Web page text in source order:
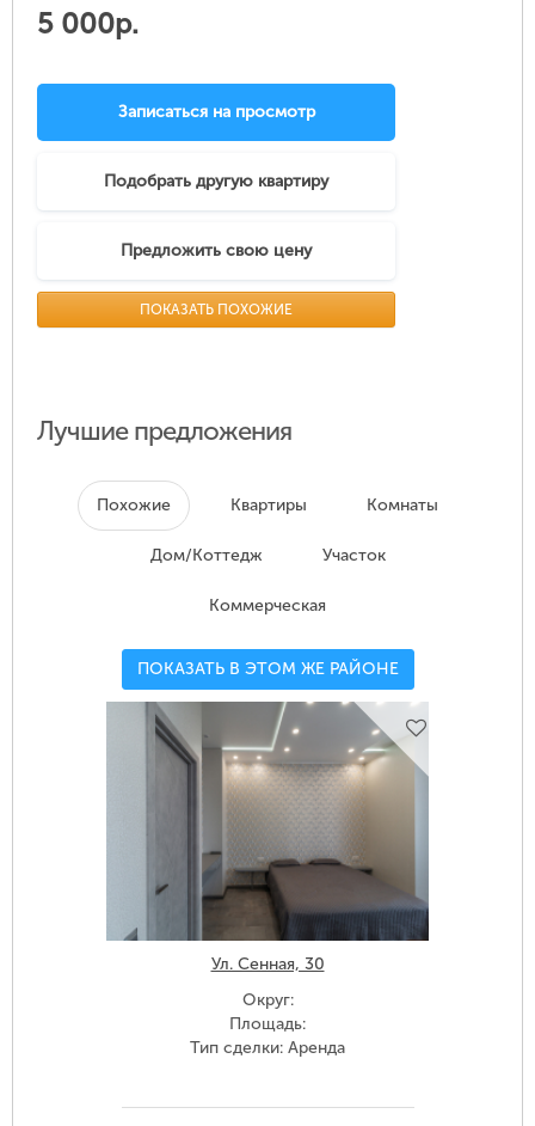
5 000р.
Записаться на просмотр
Подобрать другую квартиру
Предложить свою цену
ПОКАЗАТЬ ПОХОЖИЕ
Лучшие предложения
Похожие Квартиры Комнаты
Дом/Коттедж Участок
Коммерческая
ПОКАЗАТЬ В ЭТОМ ЖЕ РАЙОНЕ
Ул. Сенная, 30
Округ:
Площадь:
Тип сделки: Аренда